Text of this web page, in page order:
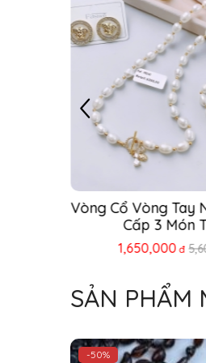
Set Ngọc Trai Tứ
Thủy  – Bộ
1,950,000 đ
SẢN PHẨM
-50%